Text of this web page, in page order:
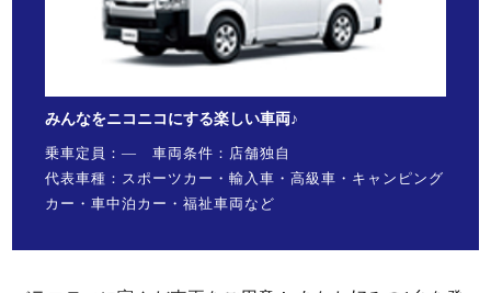
みんなをニコニコにする楽しい車両♪
乗車定員：― 車両条件：店舗独自
代表車種：スポーツカー・輸入車・高級車・キャンピング
カー・車中泊カー・福祉車両など